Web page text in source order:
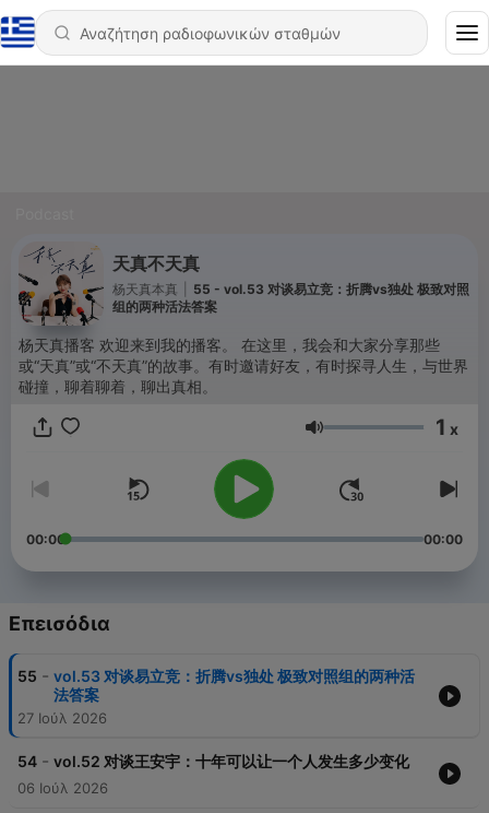
天真不天真
杨天真本真
55 - vol.53 对谈易立竞：折腾vs独处 极致对照
组的两种活法答案
杨天真播客 欢迎来到我的播客。 在这里，我会和大家分享那些
或“天真”或“不天真”的故事。有时邀请好友，有时探寻人生，与世界
碰撞，聊着聊着，聊出真相。
Ένταση 1 x
00:00 00:00
Επεισόδια
55 - vol.53 对谈易立竞：折腾vs独处 极致对照组的两种活
法答案
27 Ιούλ 2026
54 - vol.52 对谈王安宇：十年可以让一个人发生多少变化
06 Ιούλ 2026